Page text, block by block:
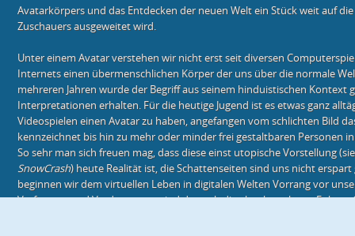
Avatarkörpers und das Entdecken der neuen Welt ein Stück weit auf
Zuschauers ausgeweitet wird.
Unter einem Avatar verstehen wir nicht erst seit diversen
Internets einen übermenschlichen Körper der uns über die normale
mehreren Jahren wurde der Begriff aus seinem hinduistischen Kontext
Interpretationen erhalten. Für die heutige Jugend ist es etwas ganz
Videospielen einen Avatar zu haben, angefangen vom schlichten Bild
kennzeichnet bis hin zu mehr oder minder frei gestaltbaren Personen
So sehr man sich freuen mag, dass diese einst utopische Vorstellung
SnowCrash) heute Realität ist, die Schattenseiten sind uns nicht
beginnen wir dem virtuellen Leben in digitalen Welten Vorrang vor
Verfettung und Verdummung sind da noch die eher harmlosen